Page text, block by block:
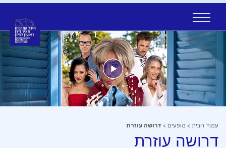
Skip
content
עמוד הבית > מופעים > דרושה עוזרת
דרושה עוזרת